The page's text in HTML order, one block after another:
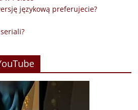
językową preferujecie?